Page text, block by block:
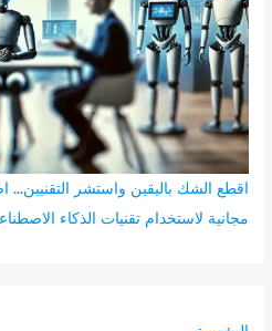
:
اقطع الشك باليقين واستشر
مجانية لاستخدام تقنيات الذكاء